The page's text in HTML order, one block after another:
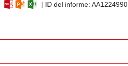
| ID del informe: AA1224990